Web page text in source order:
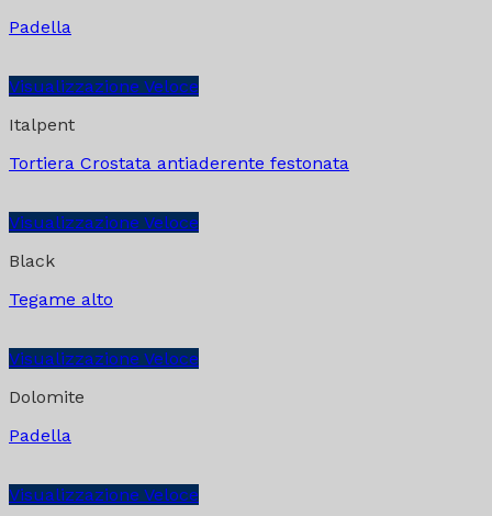
Padella
Visualizzazione Veloce
Italpent
Tortiera Crostata antiaderente festonata
Visualizzazione Veloce
Black
Tegame alto
Visualizzazione Veloce
Dolomite
Padella
Visualizzazione Veloce